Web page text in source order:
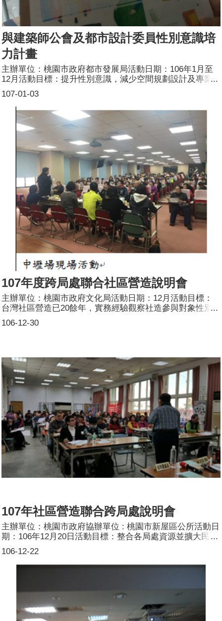
與建築師公會及都市設計委員性別意識培
力計畫
107-01-03
主辦單位：桃園市政府都市發展局活動日期：106年1月至
12月活動目標：提升性別意識，減少空間規劃設計及專業
審議上因性別不同可能產生之盲點。降低職業之性別刻板印
象，透過培力宣導增加桃園市女性建築師開業登記比例。參
加人數：參與人數約25人，男女比約2:1
107年度跨局處聯合社區營造說明會
106-12-30
主辦單位：桃園市政府文化局活動日期：12月活動目標：
台灣社區營造已20餘年，實務經驗觀察社造參與對象性別
有不平均現象，故本活動目標在於社區營造不分性別，應擴
大參與，共同營造美好家園。活動簡介：本局於說明會廣邀
數：共740人，分別為男性：339人；女性：401人。
107年社區營造聯合跨局處說明會
106-12-22
主辦單位：桃園市政府協辦單位 : 桃園市新屋區公所活動日
期：106年12月20日活動目標：整合各局處資源並擴大民眾
參與意願2.讓民眾了解參與社區工作的方法活動簡介：為了
讓有興趣參與桃園社區營造的社區、社群及個人可以進一步
了解107年度桃園市各類型社區營造計畫，特辦理跨局處聯
局處資源，擴大民眾參與意願，也讓過去較缺乏相關經驗之
社區、社群或個人單位能更清楚了解參與社區工作的方法。
參加人數：共100_人，分別為男性：_60_人；女性：_40_
人。